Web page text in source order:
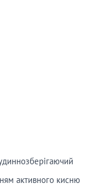
активного кисню